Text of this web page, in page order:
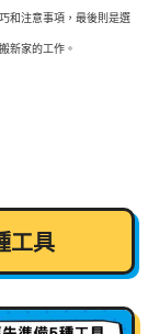
和注意事項，最後則是選
新家的工作。
工具